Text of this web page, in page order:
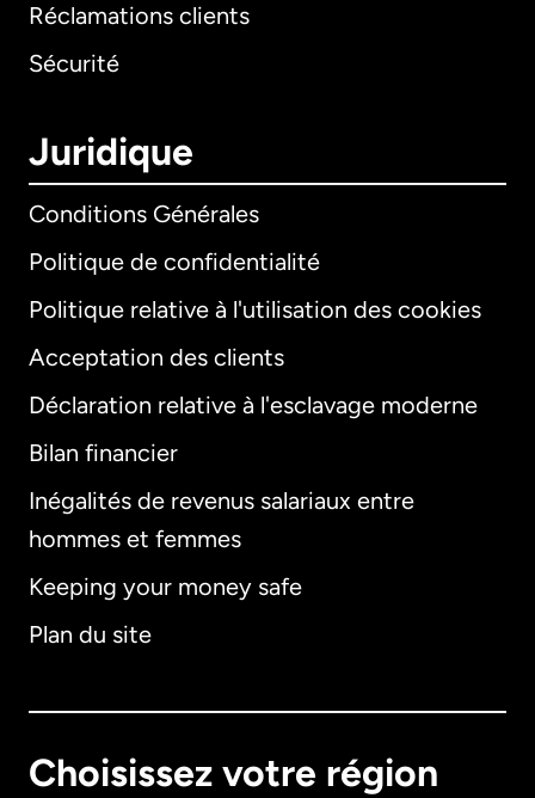
Réclamations clients
Sécurité
Juridique
Conditions Générales
Politique de confidentialité
Politique relative à l'utilisation des cookies
Acceptation des clients
Déclaration relative à l'esclavage moderne
Bilan financier
Inégalités de revenus salariaux entre
hommes et femmes
Keeping your money safe
Plan du site
Choisissez votre région
International
Allemagne